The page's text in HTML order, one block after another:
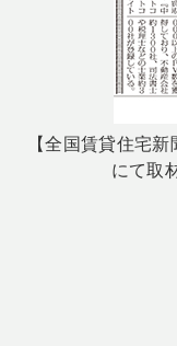
【全国賃貸住宅
にて取